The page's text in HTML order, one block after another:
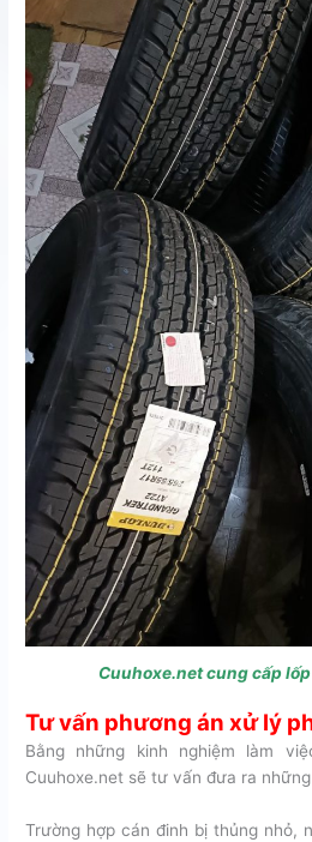
Cuuhoxe.net cung cấp
Tư vấn phương án xử lý
Bằng những kinh nghiệm làm
Cuuhoxe.net sẽ tư vấn đưa ra
Trường hợp cán đinh bị thủng nhỏ,